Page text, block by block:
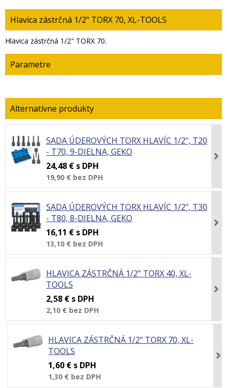
Hlavica zástrčná 1/2" TORX 70, XL-TOOLS
Hlavica zástrčná 1/2" TORX 70.
Parametre
SADA ÚDEROVÝCH TORX HLAVÍC 1/2", T20
- T70, 9-DIELNA, GEKO
24,48 € s DPH
19,90 € bez DPH
SADA ÚDEROVÝCH TORX HLAVÍC 1/2", T30
- T80, 8-DIELNA, GEKO
16,11 € s DPH
13,10 € bez DPH
HLAVICA ZÁSTRČNÁ 1/2" TORX 40, XL-
TOOLS
2,58 € s DPH
2,10 € bez DPH
HLAVICA ZÁSTRČNÁ 1/2" TORX 70, XL-
TOOLS
1,60 € s DPH
1,30 € bez DPH